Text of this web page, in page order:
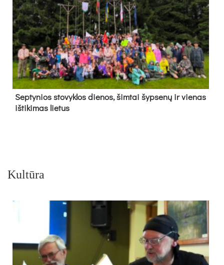
Sep­ty­nios sto­vyk­los die­nos, šim­tai šyp­se­nų ir vie­nas
iš­ti­ki­mas lie­tus
Kultūra